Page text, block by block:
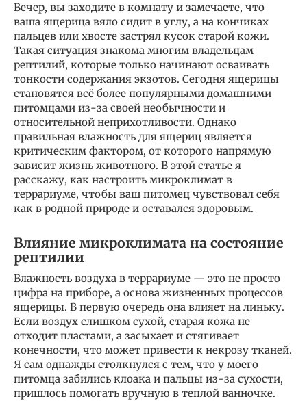
Вечер, вы заходите в комнату и замечаете, что
ваша ящерица вяло сидит в углу, а на кончиках
пальцев или хвосте застрял кусок старой кожи.
Такая ситуация знакома многим владельцам
рептилий, которые только начинают осваивать
тонкости содержания экзотов. Сегодня ящерицы
становятся всё более популярными домашними
питомцами из-за своей необычности и
относительной неприхотливости. Однако
правильная влажность для ящериц является
критическим фактором, от которого напрямую
зависит жизнь животного. В этой статье я
расскажу, как настроить микроклимат в
террариуме, чтобы ваш питомец чувствовал себя
как в родной природе и оставался здоровым.
Влияние микроклимата на состояние
рептилии
Влажность воздуха в террариуме — это не просто
цифра на приборе, а основа жизненных процессов
ящерицы. В первую очередь она влияет на линьку.
Если воздух слишком сухой, старая кожа не
отходит пластами, а засыхает и стягивает
конечности, что может привести к некрозу тканей.
Я сам однажды столкнулся с тем, что у моего
питомца забились клоака и пальцы из-за сухости,
пришлось помогать вручную в теплой ванночке.